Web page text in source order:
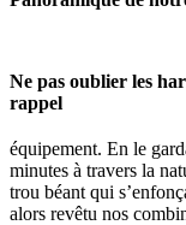
Ne pas oublier les
rappel
équipement. En le
minutes à travers la
trou béant qui
alors revêtu nos